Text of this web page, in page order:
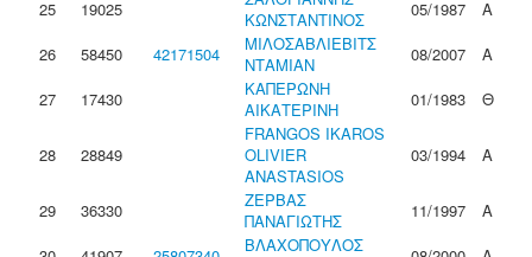
25
19025
ΚΩΝΣΤΑΝΤΙΝΟΣ
05/1987
Α
26
58450 42171504
ΜΙΛΟΣΑΒΛΙΕΒΙΤΣ
ΝΤΑΜΙΑΝ
08/2007
Α
27
17430
ΚΑΠΕΡΩΝΗ
ΑΙΚΑΤΕΡΙΝΗ
01/1983 Θ
28 28849
FRANGOS IKAROS
OLIVIER
ANASTASIOS
03/1994 Α
29 36330
ΖΕΡΒΑΣ
ΠΑΝΑΓΙΩΤΗΣ
11/1997
Α
ΒΛΑΧΟΠΟΥΛΟΣ